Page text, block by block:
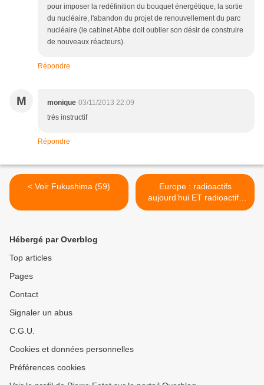
pour imposer la redéfinition du bouquet énergétique, la sortie
du nucléaire, l'abandon du projet de renouvellement du parc
nucléaire (le cabinet Abbe doit oublier son désir de construire
de nouveaux réacteurs).
Répondre
M monique 03/11/2013 22:09
très instructif
Répondre
< Voir Fukushima (59)
Europe : radioactifs
aujourd’hui ET radioactifs
demain >
Hébergé par Overblog
Top articles
Pages
Contact
Signaler un abus
C.G.U.
Cookies et données personnelles
Préférences cookies